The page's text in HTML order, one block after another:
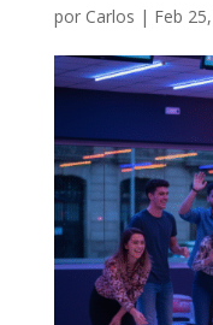
por Carlos | Feb